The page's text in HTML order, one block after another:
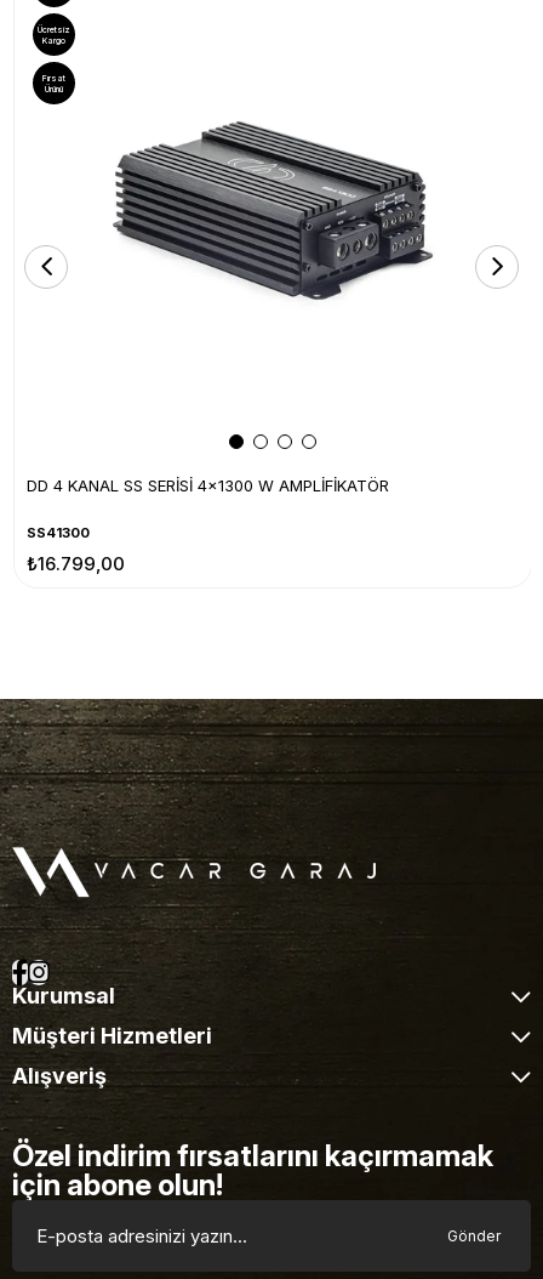
DD 4 KANAL SS SERİSİ 4x1300 W AMPLİFİKATÖR
SS41300
₺16.799,00
Ücretsiz
Kargo
Fırsat
Ürünü
Kurumsal
Müşteri Hizmetleri
Alışveriş
Özel indirim fırsatlarını kaçırmamak
için abone olun!
Gönder